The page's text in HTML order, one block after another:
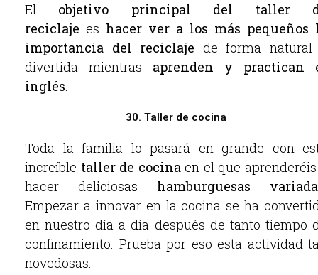
El objetivo principal del taller
reciclaje es hacer ver a los más pequeños
importancia del reciclaje de forma
divertida mientras aprenden y practican
inglés.
30. Taller de cocina
Toda la familia lo pasará en grande con
increíble taller de cocinaen el que
hacer deliciosas hamburguesas
Empezar a innovar en la cocina se ha
en nuestro día a día después de tanto tiempo
confinamiento. Prueba por eso esta actividad
novedosas.